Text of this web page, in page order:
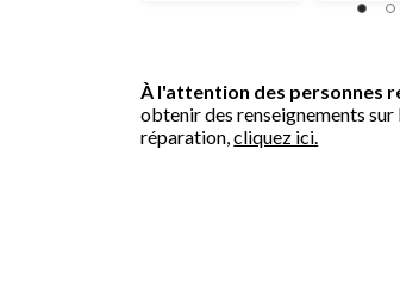
À l'attention des personnes
obtenir des renseignements
réparation,cliquez ici.